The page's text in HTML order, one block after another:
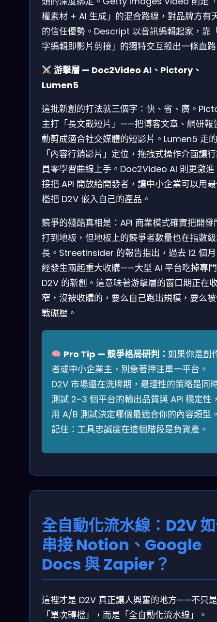
權素材 + AI 生成」的混合路線，對品牌方有
的信任優勢。Descript 以音訊編輯起家，靠
字編輯即影片剪接」的獨特交互殺出一條血
游擊層 — Doc2Video AI、Pictory、
Lumen5
這批新創的打法就三個字：快、省、廣。
主打「長文截短片」——把博客文章、網研報
動剪成適合社交媒體的短影片。Lumen5 走
「內容行銷影片」定位，拖拽式操作介面讓
員零學習曲線上手。Doc2Video AI 則更激進
接把 API 開放給開發者，讓中小企業可以用
檻把 D2V 嵌入自己的產品。
競爭的殘酷真相是：API 商業模式確實把開發
打到地板，但地板上的競爭者數量也在指數
長。StreetInsider 的報告指出，過去 12 個
經發生兩起重大收購——大型 AI 平台吃掉專
D2V 的新創。這意味著游擊層的窗口期正在
窄，沒被收購的，要么自己跑出規模，要么
戰碾壓。
Pro Tip — 競爭格局研判： 如果你是創
者或中小企業主，別急著押注單一平台。
D2V 市場還在洗牌期，最理性的策略是同
測試 2–3 個平台的輸出品質與 API 穩定性
用 A/B 測試決定哪個最適合你的內容類型
記住：工具忠誠度在這個階段是負資產。
全自動化流水線：D2V
串接 Notion、Google
Docs 與 Zapier？
這裡才是 D2V 真正讓人興奮的地方——不只是
「單次轉檔」，而是「全自動化流水線」。